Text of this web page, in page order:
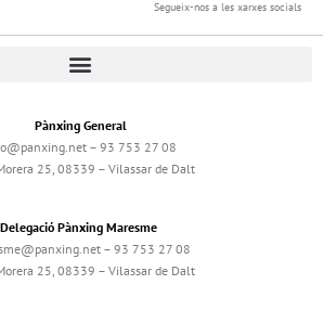
Segueix-nos a les xarxes socials
Pànxing General
– 93 753 27 08
25, 08339 – Vilassar de Dalt
Delegació Pànxing Maresme
– 93 753 27 08
25, 08339 – Vilassar de Dalt